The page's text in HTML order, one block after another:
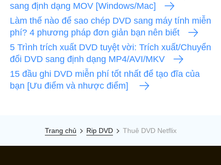
sang định dạng MOV [Windows/Mac]
Làm thế nào để sao chép DVD sang máy tính miễn
phí? 4 phương pháp đơn giản bạn nên biết
5 Trình trích xuất DVD tuyệt vời: Trích xuất/Chuyển
đổi DVD sang định dạng MP4/AVI/MKV
15 đầu ghi DVD miễn phí tốt nhất để tạo đĩa của
bạn [Ưu điểm và nhược điểm]
Trang chủ Rip DVD Thuê DVD Netflix